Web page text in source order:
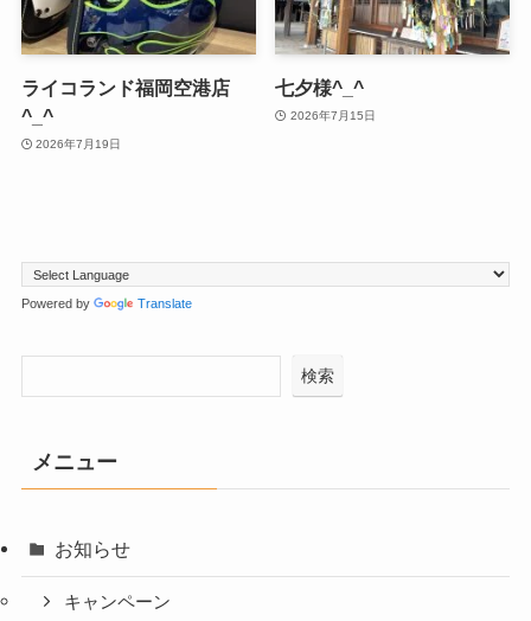
ライコランド福岡空港店
^_^
2026年7月19日
七夕様^_^
2026年7月15日
Powered by Translate
検索
メニュー
お知らせ
キャンペーン